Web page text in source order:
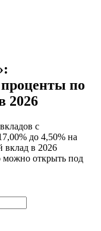
по
2026
с
до 4,50% на
в 2026
можно открыть под